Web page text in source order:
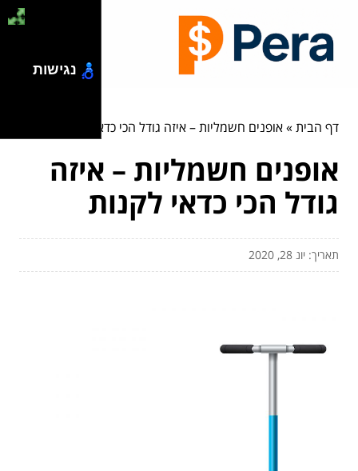
דף הבית»אופנים חשמליות – איזה גודל הכי כדאי לקנות
אופנים חשמליות – איזה
גודל הכי כדאי לקנות
תאריך: יונ 28, 2020
נגישות